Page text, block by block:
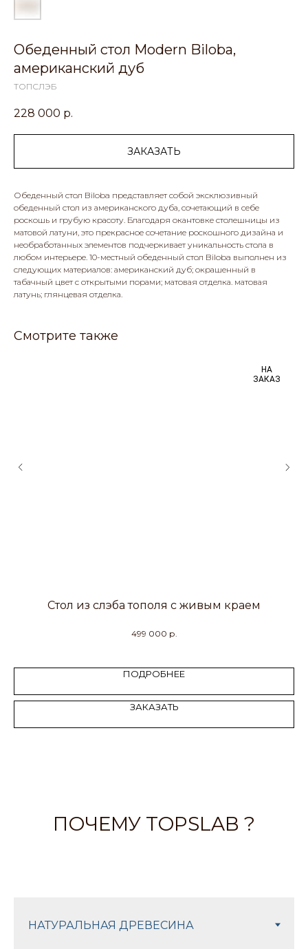
Обеденный стол Modern Biloba,
американский дуб
ТОПСЛЭБ
228 000 р.
ЗАКАЗАТЬ
Обеденный стол Biloba представляет собой эксклюзивный
обеденный стол из американского дуба, сочетающий в себе
роскошь и грубую красоту. Благодаря окантовке столешницы из
матовой латуни, это прекрасное сочетание роскошного дизайна и
необработанных элементов подчеркивает уникальность стола в
любом интерьере. 10-местный обеденный стол Biloba выполнен из
следующих материалов: американский дуб; окрашенный в
табачный цвет с открытыми порами; матовая отделка. матовая
латунь; глянцевая отделка.
Смотрите также
НА
ЗАКАЗ
Стол из слэба тополя с живым краем
499 000 р.
ПОДРОБНЕЕ
ЗАКАЗАТЬ
ПОЧЕМУ TOPSLAB ?